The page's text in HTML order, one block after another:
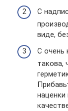
С
виде,
С очень
такова,
наценки